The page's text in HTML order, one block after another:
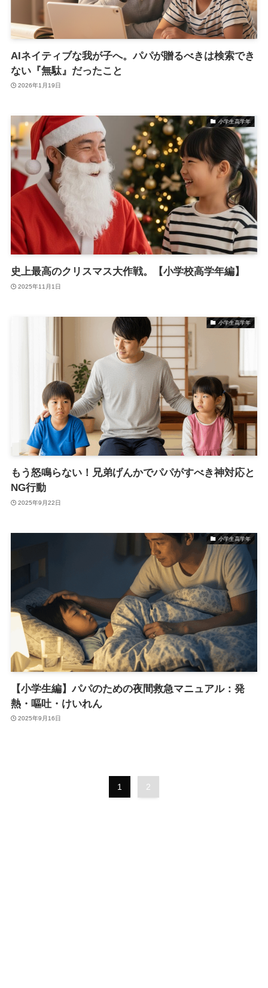
AIネイティブな我が子へ。パパが贈るべきは検索でき
ない『無駄』だったこと
2026年1月19日
小学生高学年
史上最高のクリスマス大作戦。【小学校高学年編】
2025年11月1日
小学生高学年
もう怒鳴らない！兄弟げんかでパパがすべき神対応と
NG行動
2025年9月22日
小学生高学年
【小学生編】パパのための夜間救急マニュアル：発
熱・嘔吐・けいれん
2025年9月16日
1 2